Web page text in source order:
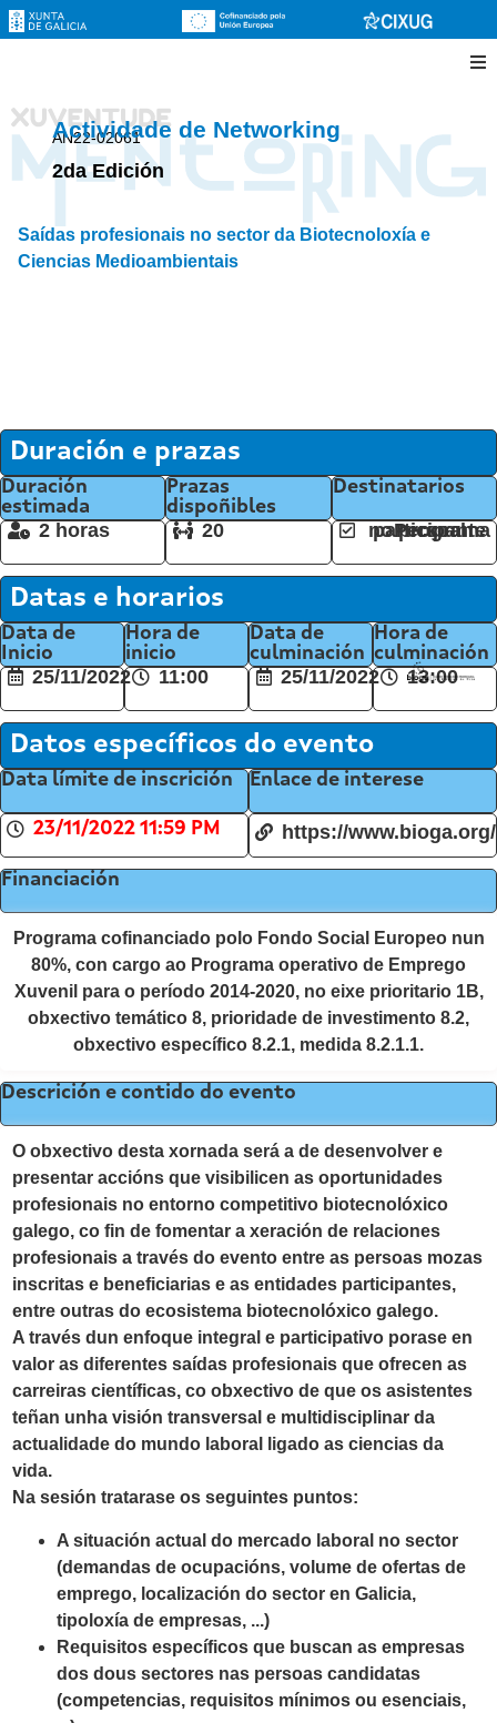
Actividade de Networking
AN22-02061
2da Edición
Saídas profesionais no sector da Biotecnoloxía e
Ciencias Medioambientais
Duración e prazas
Duración
estimada
2 horas
Prazas
dispoñibles
20
Destinatarios
Persoal participante no programa
Datas e horarios
Data de
Inicio
25/11/2022
Hora de
inicio
11:00
Data de
culminación
25/11/2022
Hora de
culminación
13:00
Datos específicos do evento
Data límite de inscrición
23/11/2022 11:59 PM
Enlace de interese
https://www.bioga.org/
Financiación
Programa cofinanciado polo Fondo Social Europeo nun
80%, con cargo ao Programa operativo de Emprego
Xuvenil para o período 2014-2020, no eixe prioritario 1B,
obxectivo temático 8, prioridade de investimento 8.2,
obxectivo específico 8.2.1, medida 8.2.1.1.
Descrición e contido do evento
O obxectivo desta xornada será a de desenvolver e
presentar accións que visibilicen as oportunidades
profesionais no entorno competitivo biotecnolóxico
galego, co fin de fomentar a xeración de relaciones
profesionais a través do evento entre as persoas mozas
inscritas e beneficiarias e as entidades participantes,
entre outras do ecosistema biotecnolóxico galego.
A través dun enfoque integral e participativo porase en
valor as diferentes saídas profesionais que ofrecen as
carreiras científicas, co obxectivo de que os asistentes
teñan unha visión transversal e multidisciplinar da
actualidade do mundo laboral ligado as ciencias da
vida.
Na sesión tratarase os seguintes puntos:
A situación actual do mercado laboral no sector
(demandas de ocupacións, volume de ofertas de
emprego, localización do sector en Galicia,
tipoloxía de empresas, ...)
Requisitos específicos que buscan as empresas
dos dous sectores nas persoas candidatas
(competencias, requisitos mínimos ou esenciais,